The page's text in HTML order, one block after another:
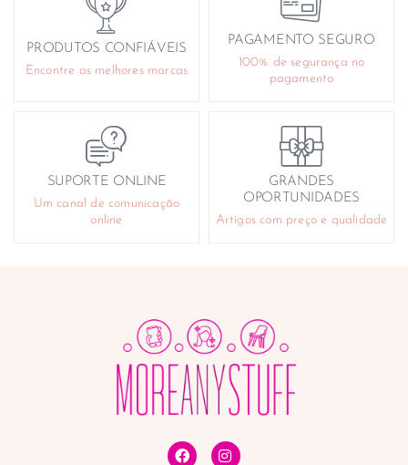
PRODUTOS CONFIÁVEIS
Encontre as melhores marcas
PAGAMENTO SEGURO
100% de segurança no
pagamento
SUPORTE ONLINE
Um canal de comunicação
online
GRANDES
OPORTUNIDADES
Artigos com preço e qualidade